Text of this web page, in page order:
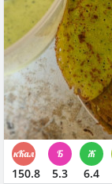
150.8 5.3 6.4